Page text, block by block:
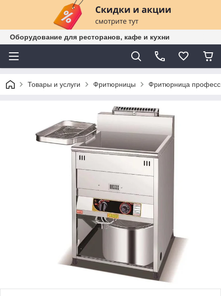
Оборудование для ресторанов, кафе и кухни
Товары и услуги Фритюрницы Фритюрница